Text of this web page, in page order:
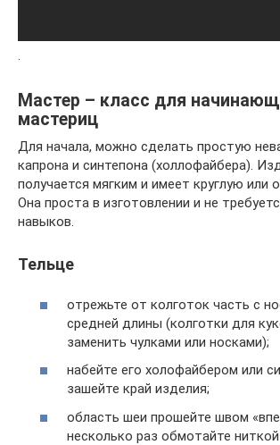
.
Мастер – класс для
мастериц
Для начала, можно сделать простую
капрона и синтепона (холлофайбера).
получается мягким и имеет круглую или
Она проста в изготовлении и не
навыков.
Тельце
отрежьте от колготок часть с
средней длины (колготки для
заменить чулками или носками);
набейте его холофайбером или
зашейте край изделия;
область шеи прошейте швом
несколько раз обмотайте ниткой